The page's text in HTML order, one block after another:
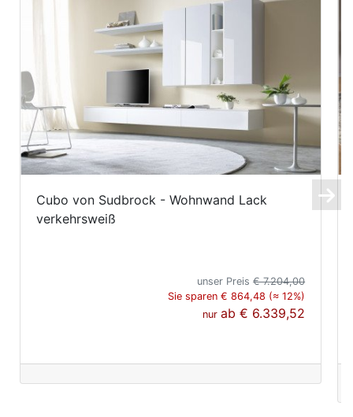
Cubo von Sudbrock - Wohnwand Lack
verkehrsweiß
unser Preis€ 7.204,00
Sie sparen € 864,48 (≈ 12%)
nurab€ 6.339,52